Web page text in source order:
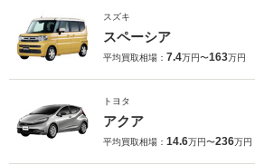
スズキ
スペーシア
平均買取相場： 7.4万円〜163万円
トヨタ
アクア
平均買取相場： 14.6万円〜236万円